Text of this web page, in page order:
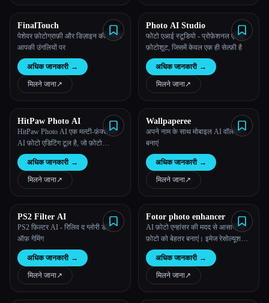
FinalTouch
पेशेवर फ़ोटोग्राफ़ी और डिज़ाइन की शक्ति
आपकी उंगलियों पर
अधिक जानकारी →
मिलने जाना↗︎
Photo AI Studio
फोटो एआई स्टूडियो - प्रोफ़ेशनल एआई
फ़ोटोशूट, जिसमें केवल एक ही सेल्फ़ी है
अधिक जानकारी →
मिलने जाना↗︎
HitPaw Photo AI
HitPaw Photo AI एक मल्टी-फ़ंक्शनल
AI फ़ोटो एडिटिंग टूल है, जो फ़ोटो
एन्हांसमेंट, ऑब्जेक्ट और बैकग्राउंड हटाने
के फंक्शन को एकीकृत करता है और AI
आर्ट जेनरेट करता है।
अधिक जानकारी →
मिलने जाना↗︎
Wallpaperee
अपने नाम के साथ मोबाइल AI वॉलपेपर
बनाएं
अधिक जानकारी →
मिलने जाना↗︎
PS2 Filter AI
PS2 फ़िल्टर AI - रिलिव द ग्लोरी डेज़
ऑफ़ गेमिंग
अधिक जानकारी →
मिलने जाना↗︎
Fotor photo enhancer
AI फ़ोटो एन्हांसर की मदद से आसानी से
फ़ोटो को बेहतर बनाएं। इमेज रेसोल्यूशन
बढ़ाएं, रंग सुधारें, और बस एक क्लिक से
फ़ोटो क्लियर करें!
अधिक जानकारी →
मिलने जाना↗︎